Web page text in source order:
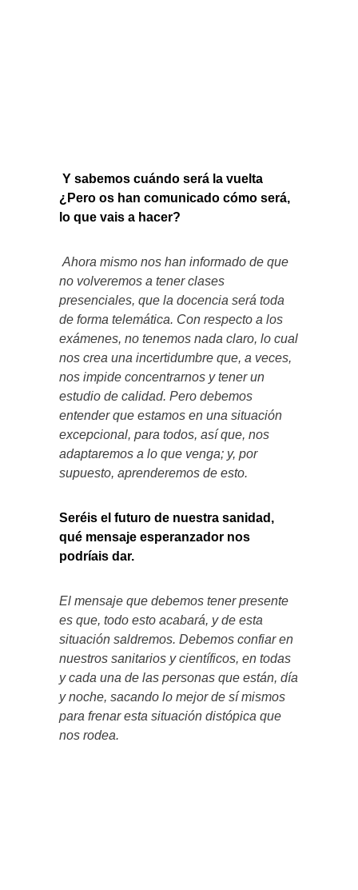
Y sabemos cuándo será la vuelta
¿Pero os han comunicado cómo será,
lo que vais a hacer?
Ahora mismo nos han informado de que
no volveremos a tener clases
presenciales, que la docencia será toda
de forma telemática. Con respecto a los
exámenes, no tenemos nada claro, lo cual
nos crea una incertidumbre que, a veces,
nos impide concentrarnos y tener un
estudio de calidad. Pero debemos
entender que estamos en una situación
excepcional, para todos, así que, nos
adaptaremos a lo que venga; y, por
supuesto, aprenderemos de esto.
Seréis el futuro de nuestra sanidad,
qué mensaje esperanzador nos
podríais dar.
El mensaje que debemos tener presente
es que, todo esto acabará, y de esta
situación saldremos. Debemos confiar en
nuestros sanitarios y científicos, en todas
y cada una de las personas que están, día
y noche, sacando lo mejor de sí mismos
para frenar esta situación distópica que
nos rodea.